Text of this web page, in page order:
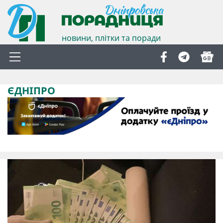
новини, плітки та поради
ЄДНІПРО